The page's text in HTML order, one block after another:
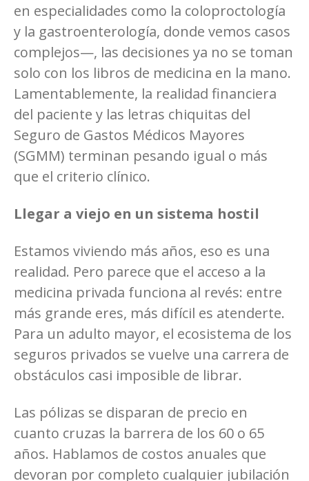
en especialidades como la coloproctología
y la gastroenterología, donde vemos casos
complejos—, las decisiones ya no se toman
solo con los libros de medicina en la mano.
Lamentablemente, la realidad financiera
del paciente y las letras chiquitas del
Seguro de Gastos Médicos Mayores
(SGMM) terminan pesando igual o más
que el criterio clínico.
Llegar a viejo en un sistema hostil
Estamos viviendo más años, eso es una
realidad. Pero parece que el acceso a la
medicina privada funciona al revés: entre
más grande eres, más difícil es atenderte.
Para un adulto mayor, el ecosistema de los
seguros privados se vuelve una carrera de
obstáculos casi imposible de librar.
Las pólizas se disparan de precio en
cuanto cruzas la barrera de los 60 o 65
años. Hablamos de costos anuales que
devoran por completo cualquier jubilación